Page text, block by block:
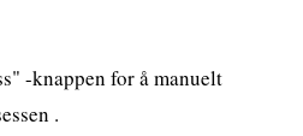
-knappen for å manuelt
.